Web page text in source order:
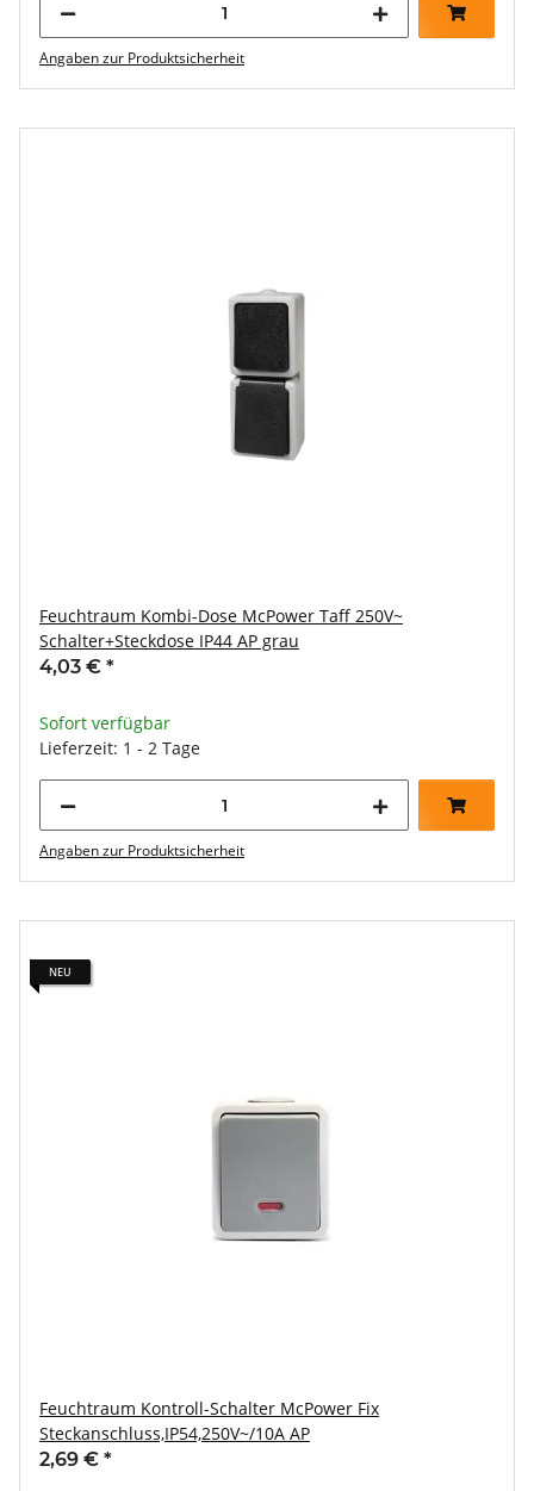
Angaben zur Produktsicherheit
Feuchtraum Kombi-Dose McPower Taff 250V~
Schalter+Steckdose IP44 AP grau
4,03 € *
Sofort verfügbar
Lieferzeit: 1 - 2 Tage
Angaben zur Produktsicherheit
NEU
Feuchtraum Kontroll-Schalter McPower Fix
Steckanschluss,IP54,250V~/10A AP
2,69 € *